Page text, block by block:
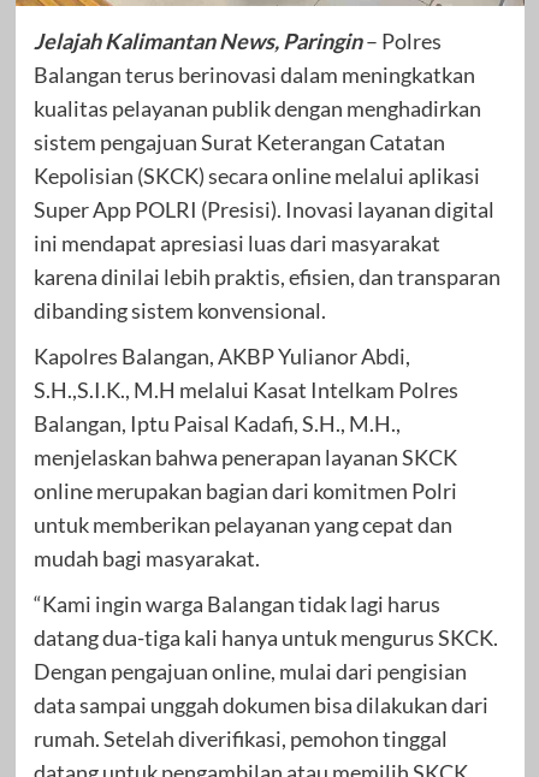
Jelajah Kalimantan News, Paringin– Polres
Balangan terus berinovasi dalam meningkatkan
kualitas pelayanan publik dengan menghadirkan
sistem pengajuan Surat Keterangan Catatan
Kepolisian (SKCK) secara online melalui aplikasi
Super App POLRI (Presisi). Inovasi layanan digital
ini mendapat apresiasi luas dari masyarakat
karena dinilai lebih praktis, efisien, dan transparan
dibanding sistem konvensional.
Kapolres Balangan, AKBP Yulianor Abdi,
S.H.,S.I.K., M.H melalui Kasat Intelkam Polres
Balangan, Iptu Paisal Kadafi, S.H., M.H.,
menjelaskan bahwa penerapan layanan SKCK
online merupakan bagian dari komitmen Polri
untuk memberikan pelayanan yang cepat dan
mudah bagi masyarakat.
“Kami ingin warga Balangan tidak lagi harus
datang dua-tiga kali hanya untuk mengurus SKCK.
Dengan pengajuan online, mulai dari pengisian
data sampai unggah dokumen bisa dilakukan dari
rumah. Setelah diverifikasi, pemohon tinggal